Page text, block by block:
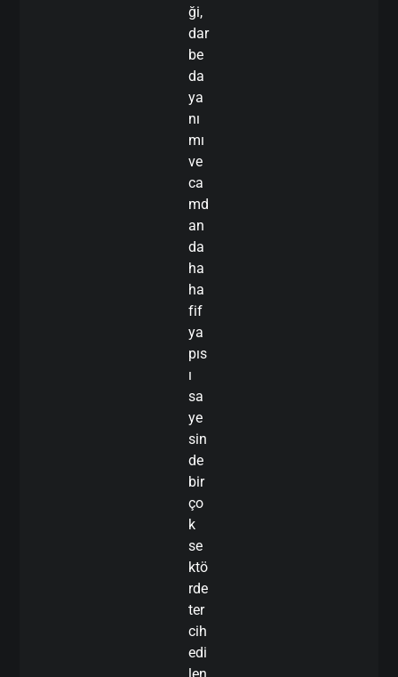
ği,
dar
be
da
ya
nı
mı
ve
ca
md
an
da
ha
ha
fif
ya
pıs
ı
sa
ye
sin
de
bir
ço
k
se
ktö
rde
ter
cih
edi
len